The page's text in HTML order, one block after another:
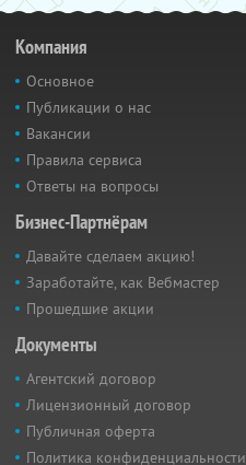
Компания
Основное
Публикации о нас
Вакансии
Правила сервиса
Ответы на вопросы
Бизнес-Партнёрам
Давайте сделаем акцию!
Заработайте, как Вебмастер
Прошедшие акции
Документы
Агентский договор
Лицензионный договор
Публичная оферта
Политика конфиденциальности